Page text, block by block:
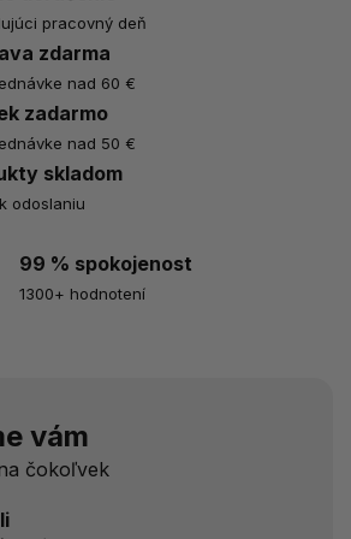
pracovný deň
zdarma
nad 60 €
zadarmo
nad 50 €
skladom
odoslaniu
99 % spokojenost
1300+ hodnotení
vám
čokoľvek